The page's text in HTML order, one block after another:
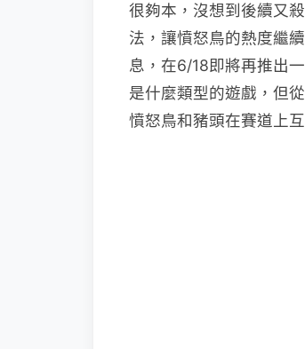
很夠本，沒想到後續又
法，讓憤怒鳥的熱度繼
息，在6/18即將再推出
是什麼類型的遊戲，但
憤怒鳥和豬頭在賽道上